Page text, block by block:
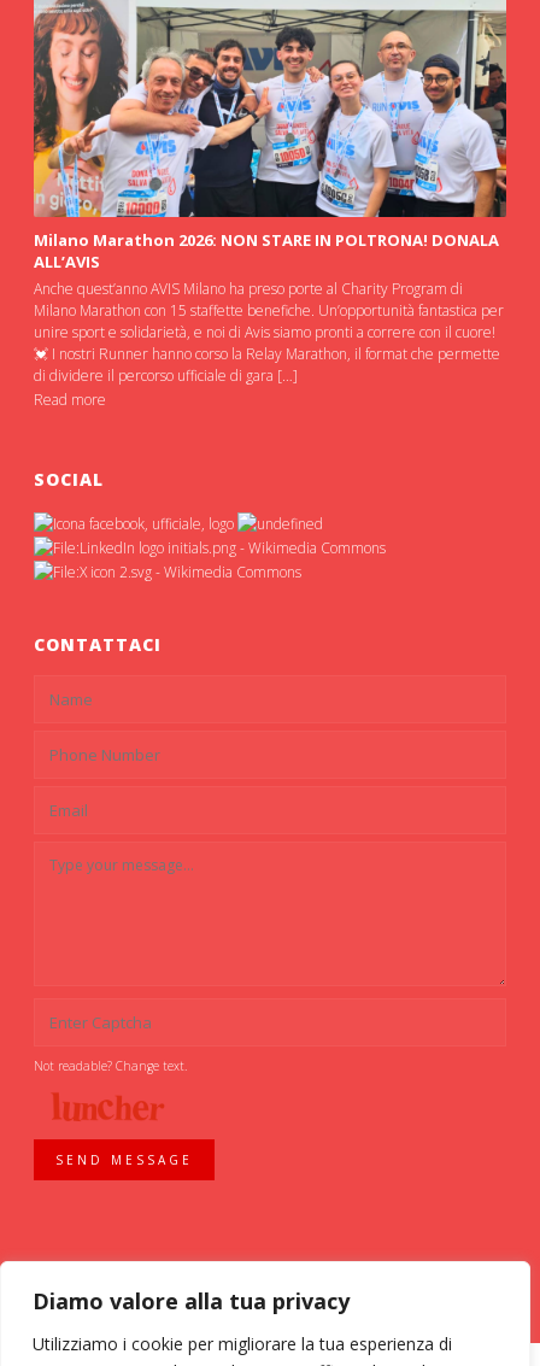
Diamo valore alla tua privacy
Utilizziamo i cookie per migliorare la tua esperienza di
Milano Marathon 2026: NON STARE IN POLTRONA! DONALA
ALL’AVIS
Anche quest’anno AVIS Milano ha preso porte al Charity Program di
Milano Marathon con 15 staffette benefiche. Un’opportunità fantastica per
unire sport e solidarietà, e noi di Avis siamo pronti a correre con il cuore!
💓 I nostri Runner hanno corso la Relay Marathon, il format che permette
di dividere il percorso ufficiale di gara […]
Read more
SOCIAL
CONTATTACI
Not readable? Change text.
SEND MESSAGE